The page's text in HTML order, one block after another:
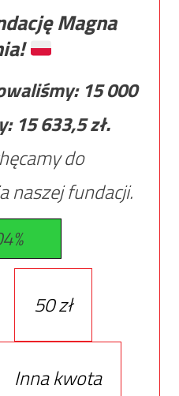
Magna
15 000
15 633,5zł.
do
naszej fundacji.
50 zł
Inna kwota